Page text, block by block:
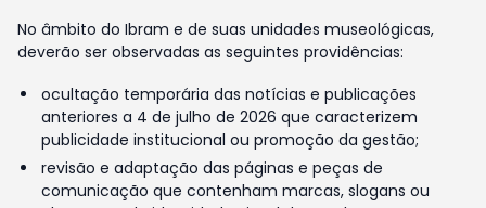
No âmbito do Ibram e de suas unidades museológicas,
deverão ser observadas as seguintes providências:
ocultação temporária das notícias e publicações
anteriores a 4 de julho de 2026 que caracterizem
publicidade institucional ou promoção da gestão;
revisão e adaptação das páginas e peças de
comunicação que contenham marcas, slogans ou